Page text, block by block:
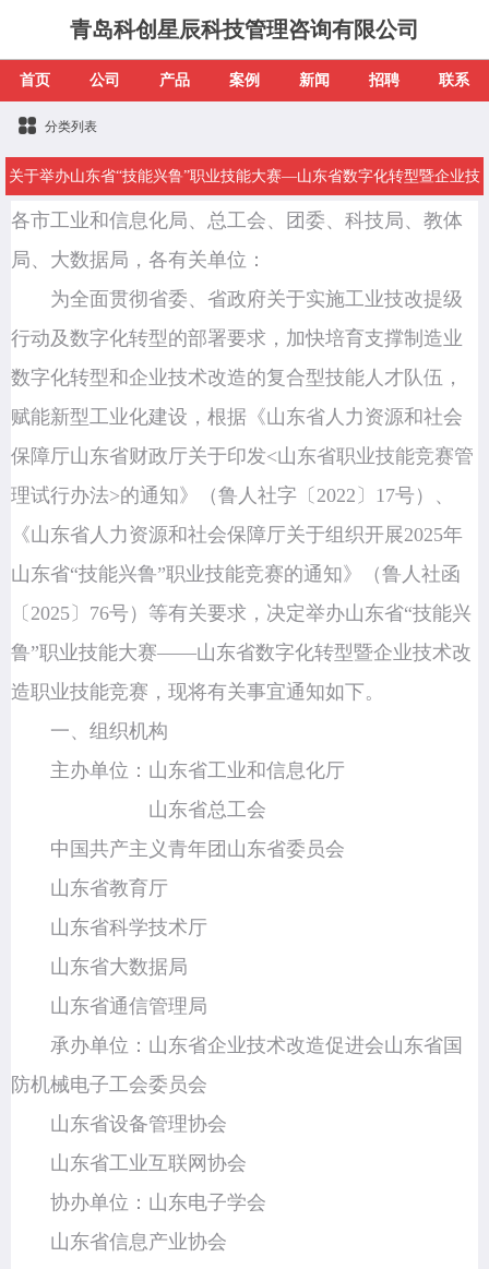
青岛科创星辰科技管理咨询有限公司
首页 公司 产品 案例 新闻 招聘 联系
分类列表
关于举办山东省“技能兴鲁”职业技能大赛—山东省数字化转型暨企业技
术改造职业技能竞赛的通知
各市工业和信息化局、总工会、团委、科技局、教体
局、大数据局，各有关单位：
为全面贯彻省委、省政府关于实施工业技改提级
行动及数字化转型的部署要求，加快培育支撑制造业
数字化转型和企业技术改造的复合型技能人才队伍，
赋能新型工业化建设，根据《山东省人力资源和社会
保障厅山东省财政厅关于印发<山东省职业技能竞赛管
理试行办法>的通知》（鲁人社字〔2022〕17号）、
《山东省人力资源和社会保障厅关于组织开展2025年
山东省“技能兴鲁”职业技能竞赛的通知》（鲁人社函
〔2025〕76号）等有关要求，决定举办山东省“技能兴
鲁”职业技能大赛——山东省数字化转型暨企业技术改
造职业技能竞赛，现将有关事宜通知如下。
一、组织机构
主办单位：山东省工业和信息化厅
山东省总工会
中国共产主义青年团山东省委员会
山东省教育厅
山东省科学技术厅
山东省大数据局
山东省通信管理局
承办单位：山东省企业技术改造促进会山东省国
防机械电子工会委员会
山东省设备管理协会
山东省工业互联网协会
协办单位：山东电子学会
山东省信息产业协会